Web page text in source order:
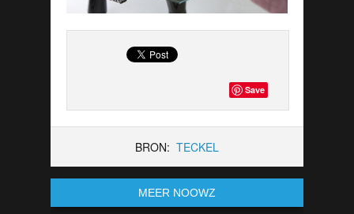
Save
BRON: TECKEL
MEER NOOWZ